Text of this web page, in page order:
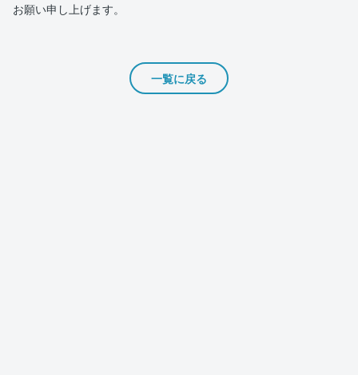
お願い申し上げます。
一覧に戻る